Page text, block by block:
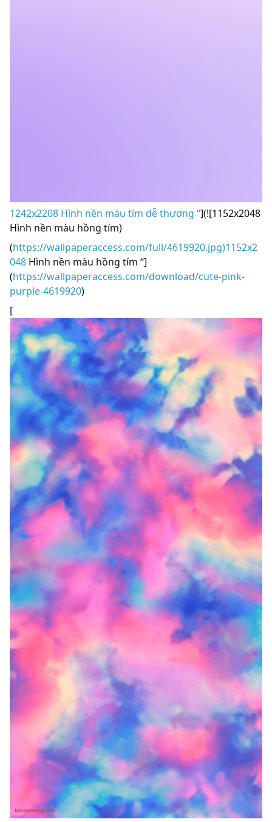
1242x2208 Hình nền màu tím dễ thương “](![1152x2048
Hình nền màu hồng tím)
(https://wallpaperaccess.com/full/4619920.jpg)1152x2
048 Hình nền màu hồng tím “]
(https://wallpaperaccess.com/download/cute-pink-
purple-4619920)
[